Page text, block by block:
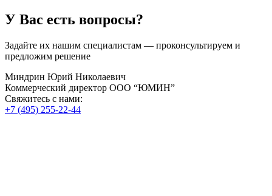
У Вас есть вопросы?
Задайте их нашим специалистам — проконсультируем и
предложим решение
Миндрин Юрий Николаевич
Коммерческий директор ООО “ЮМИН”
Свяжитесь с нами:
+7 (495) 255-22-44